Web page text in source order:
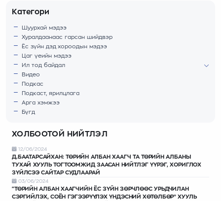
Категори
Шуурхай мэдээ
Хуралдаанаас гарсан шийдвэр
Ёс зүйн дэд хороодын мэдээ
Цаг үеийн мэдээ
Ил тод байдал
Видео
Подкас
Подкаст, ярилцлага
Арга хэмжээ
Бүгд
ХОЛБООТОЙ НИЙТЛЭЛ
12/06/2024
Д.БААТАРСАЙХАН: ТӨРИЙН АЛБАН ХААГЧ ТА ТӨРИЙН АЛБАНЫ
ТУХАЙ ХУУЛЬ ТОГТООМЖИД ЗААСАН НИЙТЛЭГ ҮҮРЭГ, ХОРИГЛОХ
ЗҮЙЛСЭЭ САЙТАР СУДЛААРАЙ
03/06/2024
"ТӨРИЙН АЛБАН ХААГЧИЙН ЁС ЗҮЙН ЗӨРЧЛӨӨС УРЬДЧИЛАН
СЭРГИЙЛЭХ, СОЁН ГЭГЭЭРҮҮЛЭХ ҮНДЭСНИЙ ХӨТӨЛБӨР” ХУУЛЬ